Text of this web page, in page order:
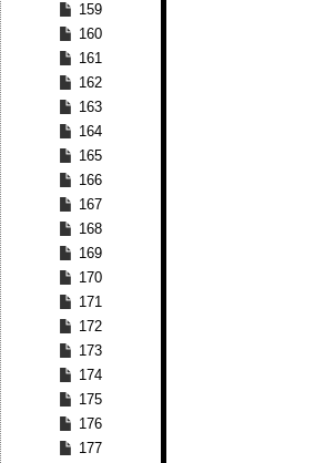
159
160
161
162
163
164
165
166
167
168
169
170
171
172
173
174
175
176
177